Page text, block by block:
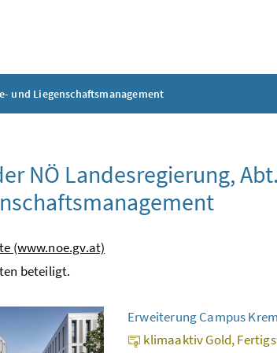
und Liegenschaftsmanagement
NÖ Landesregierung,
(www.noe.gv.at)
beteiligt.
Erweiterung Campus
klimaaktiv Gold,